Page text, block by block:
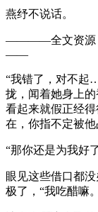
燕纾不说话。
————全文资源，
——​​​​
“我错了，对不起
拢，闻着她身上
看起来就假正经
在，你指不定被
“那你还是为我好
眼见这些借口都
极了，“我吃醋嘛